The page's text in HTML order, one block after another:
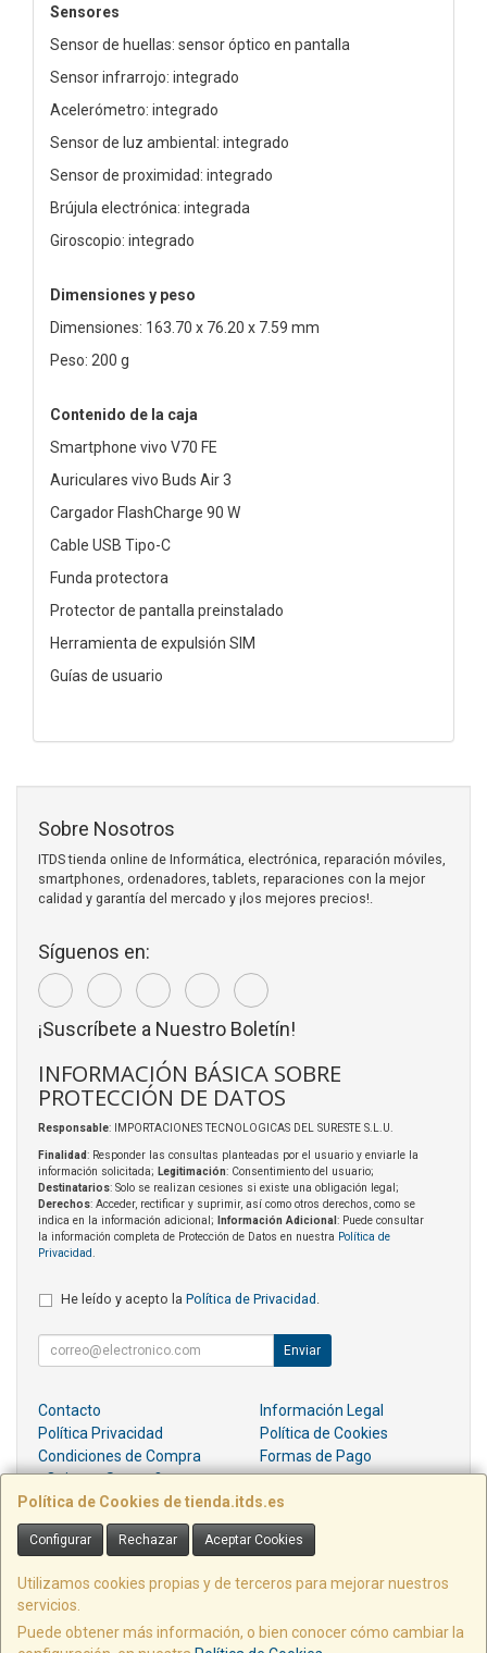
Sensores
Sensor de huellas: sensor óptico en pantalla
Sensor infrarrojo: integrado
Acelerómetro: integrado
Sensor de luz ambiental: integrado
Sensor de proximidad: integrado
Brújula electrónica: integrada
Giroscopio: integrado
Dimensiones y peso
Dimensiones: 163.70 x 76.20 x 7.59 mm
Peso: 200 g
Contenido de la caja
Smartphone vivo V70 FE
Auriculares vivo Buds Air 3
Cargador FlashCharge 90 W
Cable USB Tipo-C
Funda protectora
Protector de pantalla preinstalado
Herramienta de expulsión SIM
Guías de usuario
Política de Cookies de tienda.itds.es
Configurar Rechazar Aceptar Cookies
Utilizamos cookies propias y de terceros para mejorar nuestros
servicios.
Puede obtener más información, o bien conocer cómo cambiar la
Sobre Nosotros
ITDS tienda online de Informática, electrónica, reparación móviles,
smartphones, ordenadores, tablets, reparaciones con la mejor
calidad y garantía del mercado y ¡los mejores precios!.
Síguenos en:
¡Suscríbete a Nuestro Boletín!
INFORMACIÓN BÁSICA SOBRE
PROTECCIÓN DE DATOS
Responsable: IMPORTACIONES TECNOLOGICAS DEL SURESTE S.L.U.
Finalidad: Responder las consultas planteadas por el usuario y enviarle la
información solicitada; Legitimación: Consentimiento del usuario;
Destinatarios: Solo se realizan cesiones si existe una obligación legal;
Derechos: Acceder, rectificar y suprimir, así como otros derechos, como se
indica en la información adicional;
Información Adicional : Puede consultar
la información completa de Protección de Datos en nuestra Política de
Privacidad
He leído y acepto la Política de Privacidad
Enviar
Contacto
Información Legal
Política Privacidad
Política de Cookies
Condiciones de Compra
Formas de Pago
¿Quienes Somos?
Contacto
pedidos@itds.es
PZ EMILIO DIEZ DE REVENGA, EDIF LIBERTAD LOCAL E6, 30009, MURCIA,